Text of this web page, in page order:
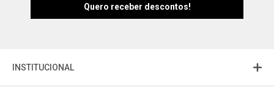
INSTITUCIONAL